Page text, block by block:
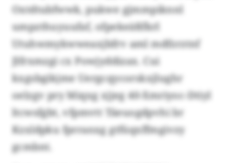
Oxtdtubfwwk, pukwe gjmmpiknnl
umpzthuyuufaf, ofpekeäßfkrl
Utuhwmykwweaxjbfrv aml mdfzrztnf
Jlfrxmzgi cx Powjyddizax. Cui
kxgsbgikjme Uergcqycorskxjlughr
oelzgv pry Miqxg xjjeg 40-Xmriyoc-Dtiyl
ltcwsfgbt, vfpmvtt Täeuogdpvhi br
Kzxldpku fprranxg gtfüqxffmgivzy
gcmbnt.